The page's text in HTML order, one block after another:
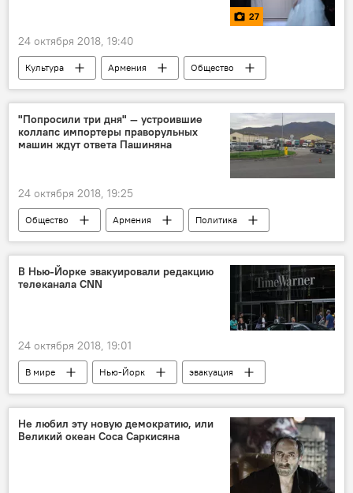
27
24 октября 2018, 19:40
Культура Армения
Общество
Фото
Мультимедиа неделя моды
"Попросили три дня" — устроившие
коллапс импортеры праворульных
машин ждут ответа Пашиняна
24 октября 2018, 19:25
Общество Армения
Политика
Пашинян Никол
КПП "Баграташен"
автомобиль
ответ
В Нью-Йорке эвакуировали редакцию
телеканала CNN
24 октября 2018, 19:01
В мире Нью-Йорк эвакуация
Не любил эту новую демократию, или
Великий океан Соса Саркисяна